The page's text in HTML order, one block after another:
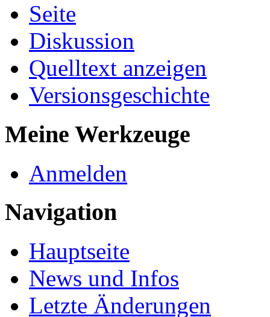
Seite
Diskussion
Quelltext anzeigen
Versionsgeschichte
Meine Werkzeuge
Anmelden
Navigation
Hauptseite
News und Infos
Letzte Änderungen